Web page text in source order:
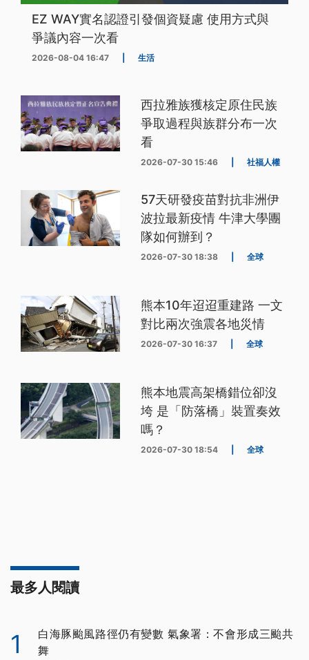
EZ WAY實名認證引發個資疑慮 使用方式與
爭議內容一次看
2026-08-04 16:47 生活
西拉雅族獲核定原住民族
爭取過程與族群分布一次
看
2026-07-30 15:46 社福人權
57天研發疫苗對抗非洲伊
波拉最新疫情 牛津大學團
隊如何辦到？
2026-07-30 18:38 全球
熊本10年迢迢重建路 一文
對比兩次強震各地災情
2026-07-30 16:37 全球
熊本地震高架橋錯位卻沒
垮 是「防落橋」裝置奏效
嗎？
2026-07-30 18:54 全球
最多人閱讀
1
白海豚颱風路徑仍有變數 氣象署：不會形成三颱共
舞